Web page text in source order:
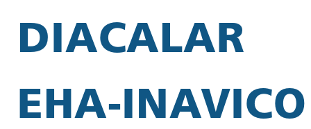
DIACALAR
EHA-INAVICO